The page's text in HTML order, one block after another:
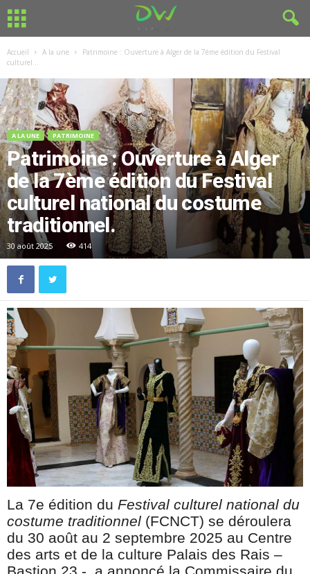
Accueil A la une
Patrimoine : Ouverture à Alger de la 7ème édition du Festival
culturel...
A LA UNE PATRIMOINE
Patrimoine : Ouverture à Alger
de la 7ème édition du Festival
culturel national du costume
traditionnel.
30 août 2025 414
La 7e édition du Festival culturel national du
costume traditionnel (FCNCT) se déroulera
du 30 août au 2 septembre 2025 au Centre
des arts et de la culture Palais des Rais –